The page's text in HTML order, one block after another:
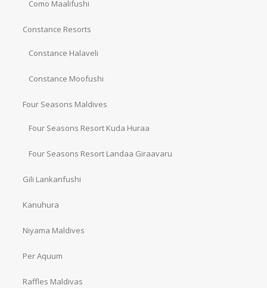
Como Maalifushi
Constance Resorts
Constance Halaveli
Constance Moofushi
Four Seasons Maldives
Four Seasons Resort Kuda Huraa
Four Seasons Resort Landaa Giraavaru
Gili Lankanfushi
Kanuhura
Niyama Maldives
Per Aquum
Raffles Maldivas